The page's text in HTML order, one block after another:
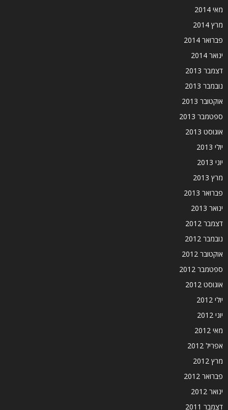
מאי 2014
מרץ 2014
פברואר 2014
ינואר 2014
דצמבר 2013
נובמבר 2013
אוקטובר 2013
ספטמבר 2013
אוגוסט 2013
יולי 2013
יוני 2013
מרץ 2013
פברואר 2013
ינואר 2013
דצמבר 2012
נובמבר 2012
אוקטובר 2012
ספטמבר 2012
אוגוסט 2012
יולי 2012
יוני 2012
מאי 2012
אפריל 2012
מרץ 2012
פברואר 2012
ינואר 2012
דצמבר 2011